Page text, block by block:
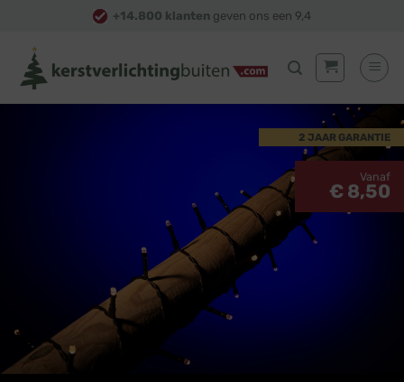
content
+14.800 klanten geven ons een 9,4
2 JAAR GARANTIE
Vanaf
€ 8,50